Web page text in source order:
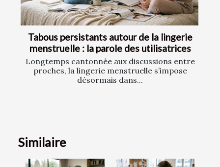
Tabous persistants autour de la lingerie
menstruelle : la parole des utilisatrices
Longtemps cantonnée aux discussions entre
proches, la lingerie menstruelle s’impose
désormais dans...
Similaire